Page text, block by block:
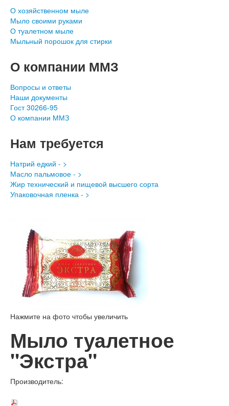
О хозяйственном мыле
Мыло своими руками
О туалетном мыле
Мыльный порошок для стирки
О компании ММЗ
Вопросы и ответы
Наши документы
Гост 30266-95
О компании ММЗ
Нам требуется
Натрий едкий - >
Масло пальмовое - >
Жир технический и пищевой высшего сорта
Упаковочная пленка - >
Нажмите на фото чтобы увеличить
Мыло туалетное
"Экстра"
Производитель: